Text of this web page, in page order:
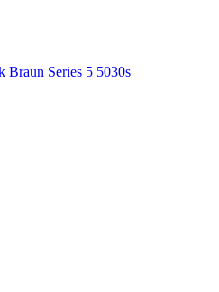
Series 5 5030s